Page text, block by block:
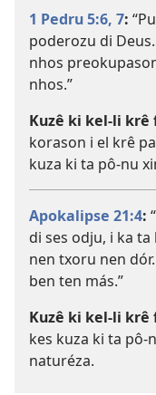
1 Pedru 5:6, 7:
poderozu di
nhos
nhos.”
Kuzê ki kel-li krê
korason i el krê
kuza ki ta pô-nu
Apokalipse 21:4:
di ses odju, i ka
nen txoru nen
ben ten más.”
Kuzê ki kel-li krê
kes kuza ki ta pô-
naturéza.